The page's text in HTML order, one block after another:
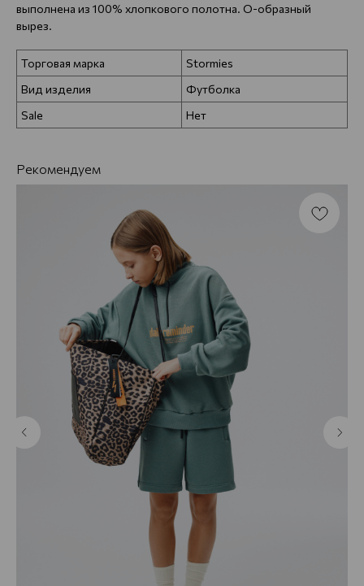
выполнена из 100% хлопкового полотна. О-образный
вырез.
Торговая марка
Stormies
Вид изделия
Футболка
Sale
Нет
Рекомендуем